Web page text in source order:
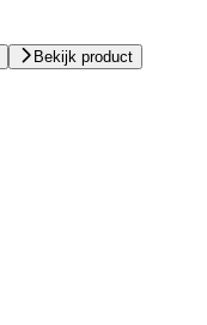
Bekijk product